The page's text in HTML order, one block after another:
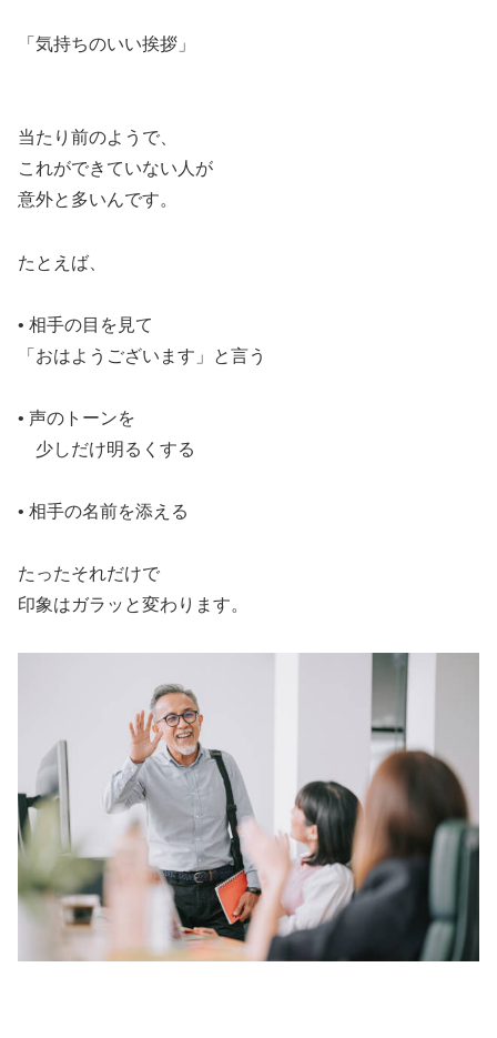
「気持ちのいい挨拶」
当たり前のようで、
これができていない人が
意外と多いんです。
たとえば、
• 相手の目を見て
「おはようございます」と言う
• 声のトーンを
少しだけ明るくする
• 相手の名前を添える
たったそれだけで
印象はガラッと変わります。